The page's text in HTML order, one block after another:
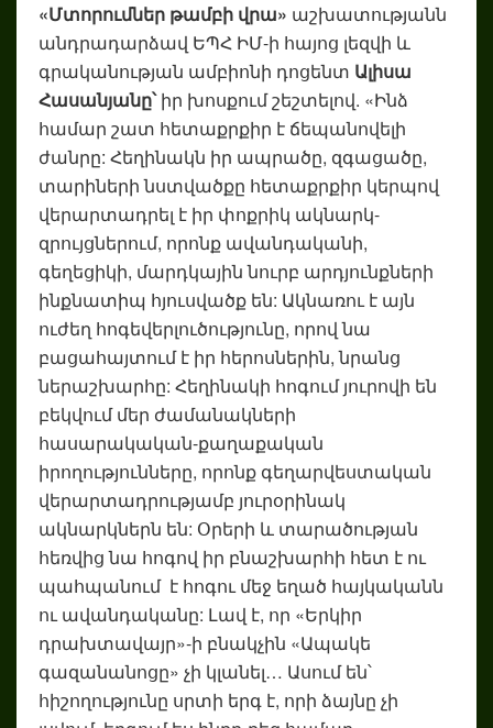
«Մտորումներ թամբի վրա» աշխատությանն
անդրադարձավ ԵՊՀ ԻՄ-ի հայոց լեզվի և
գրականության ամբիոնի դոցենտ Ալիսա
Հասանյանը՝իր խոսքում շեշտելով. «Ինձ
համար շատ հետաքրքիր է ճեպանովելի
ժանրը: Հեղինակն իր ապրածը, զգացածը,
տարիների նստվածքը հետաքրքիր կերպով
վերարտադրել է իր փոքրիկ ակնարկ-
զրույցներում, որոնք ավանդականի,
գեղեցիկի, մարդկային նուրբ արդյունքների
ինքնատիպ հյուսվածք են: Ակնառու է այն
ուժեղ հոգեվերլուծությունը, որով նա
բացահայտում է իր հերոսներին, նրանց
ներաշխարհը: Հեղինակի հոգում յուրովի են
բեկվում մեր ժամանակների
հասարակական-քաղաքական
իրողությունները, որոնք գեղարվեստական
վերարտադրությամբ յուրօրինակ
ակնարկներն են: Օրերի և տարածության
հեռվից նա հոգով իր բնաշխարհի հետ է ու
պահպանում է հոգու մեջ եղած հայկականն
ու ավանդականը: Լավ է, որ «Երկիր
դրախտավայր»-ի բնակչին «Ապակե
գազանանոցը» չի կլանել… Ասում են՝
հիշողությունը սրտի երգ է, որի ձայնը չի